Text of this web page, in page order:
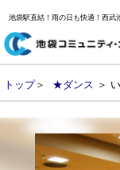
池袋駅直結！雨の日も快適！西武
トップ＞ ★ダンス ＞